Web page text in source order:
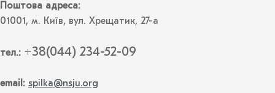
Поштова адреса:
01001, м. Київ, вул. Хрещатик, 27-а
тел.: +38(044) 234-52-09
email: spilka@nsju.org